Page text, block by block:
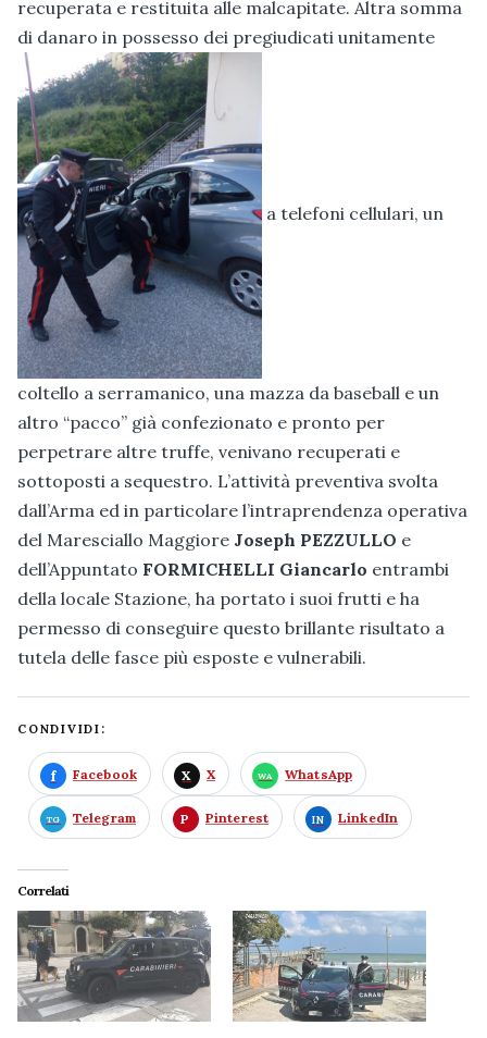
recuperata e restituita alle malcapitate. Altra somma
di danaro in possesso dei pregiudicati unitamente
a telefoni cellulari, un
coltello a serramanico, una mazza da baseball e un
altro “pacco” già confezionato e pronto per
perpetrare altre truffe, venivano recuperati e
sottoposti a sequestro. L’attività preventiva svolta
dall’Arma ed in particolare l’intraprendenza operativa
del Maresciallo Maggiore Joseph PEZZULLO e
dell’Appuntato FORMICHELLI Giancarlo entrambi
della locale Stazione, ha portato i suoi frutti e ha
permesso di conseguire questo brillante risultato a
tutela delle fasce più esposte e vulnerabili.
CONDIVIDI:
Facebook X WhatsApp
Telegram Pinterest LinkedIn
Correlati